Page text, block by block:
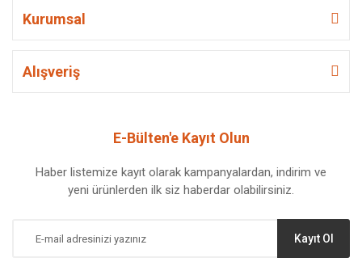
Kurumsal
Alışveriş
E-Bülten'e Kayıt Olun
Haber listemize kayıt olarak kampanyalardan, indirim ve
yeni ürünlerden ilk siz haberdar olabilirsiniz.
Kayıt Ol